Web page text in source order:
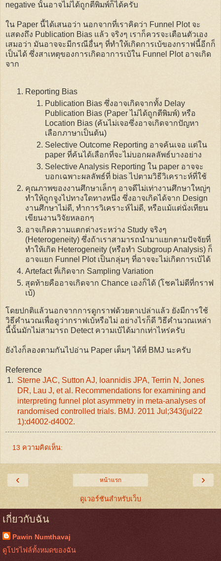
negative นั้นอาจไม่ได้ถูกตีพิมพ์ก็ได้ครับ
ใน Paper นี้ได้เสนอว่า นอกจากที่เราคิดว่า Funnel Plot จะ
แสดงถึง Publication Bias แล้ว จริงๆ เราก็ควรจะเตือนตัวเอง
เสมอว่า มันอาจจะมีกรณีอื่นๆ ที่ทำให้เกิดการเบ้ของกราฟนี้อีกก็
เป็นได้ ซึ่งสาเหตุของการเกิดอาการเบ้ใน Funnel Plot อาจเกิด
จาก
Reporting Bias
Publication Bias ซึ่งอาจเกิดจากทั้ง Delay
Publication Bias (Paper ไม่ได้ถูกตีพิมพ์) หรือ
Location Bias (ค้นไม่เจอซึ่งอาจเกิดจากปัญหา
เลือกภาษาเป็นต้น)
Selective Outcome Reporting อาจค้นเจอ แต่ใน
paper ที่ค้นได้เลือกที่จะไม่บอกผลลัพธ์บางอย่าง
Selective Analysis Reporting ใน paper อาจจะ
บอกเฉพาะผลลัพธ์ที่ bias ไปตามวิธีวิเคราะห์ที่ใช้
คุณภาพของงานศึกษาเล็กๆ อาจดีไม่เท่างานศึกษาใหญ่ๆ
ทำให้ถูกจูงไปทางใดทางหนึ่ง ซึ่งอาจเกิดได้จาก Design
งานศึกษาไม่ดี, ทำการวิเคราะห์ไม่ดี, หรือแม้แต่นั่งเทียน
เขียนงานวิจัยหลอกๆ
อาจเกิดความแตกต่างระหว่าง Study จริงๆ
(Heterogeneity) ซึ่งถ้าเราสามารถนำมาแยกตามปัจจัยที่
ทำให้เกิด Heterogeneity (หรือทำ Subgroup Analysis) ก็
อาจแยก Funnel Plot เป็นกลุ่มๆ ที่อาจจะไม่เกิดการเบ้ได้
Artefact ที่เกิดจาก Sampling Variation
สุดท้ายคืออาจเกิดจาก Chance เองก็ได้ (โชคไม่ดีที่กราฟ
เบ้)
โดยปกติแล้วนอกจากการดูกราฟด้วยตาเปล่าแล้ว ยังมีการใช้
วิธีคำนวณเพื่อดูว่ากราฟเบ้หรือไม่ อย่างไรก็ดี วิธีคำนวณเหล่า
นี้นั้นมักไม่สามารถ Detect ความเบ้ได้มากเท่าไหร่ครับ
ยังไงก็ลองตามกันไปอ่าน Paper เต็มๆ ได้ที่ BMJ นะครับ
Reference
1. Sterne JAC, Sutton AJ, Ioannidis JPA, Terrin N, Jones
DR, Lau J, et al. Recommendations for examining and
interpreting funnel plot asymmetry in meta-analyses of
randomised controlled trials. BMJ. 2011 Jul;343(jul22
1):d4002-d4002.
13 ความคิดเห็น:
‹ ›
หน้าแรก
ดูเวอร์ชันสำหรับเว็บ
เกี่ยวกับฉัน
Pawin Numthavaj
ดูโปรไฟล์ทั้งหมดของฉัน